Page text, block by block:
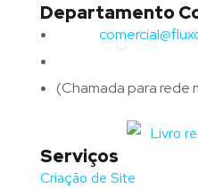
Departamento
(Chamada para rede
Serviços
Criação de Site